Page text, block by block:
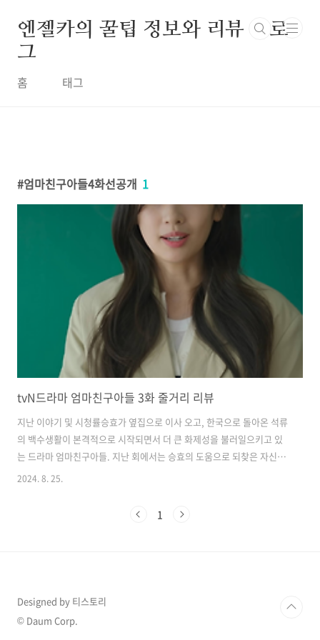
엔젤카의 꿀팁 정보와 리뷰 블로
그
홈 태그
엄마친구아들4화선공개 1
tvN드라마 엄마친구아들 3화 줄거리 리뷰
지난 이야기 및 시청률승효가 옆집으로 이사 오고, 한국으로 돌아온 석류
의 백수생활이 본격적으로 시작되면서 더 큰 화제성을 불러일으키고 있
는 드라마 엄마친구아들. 지난 회에서는 승효의 도움으로 되찾은 자신의
방이 좋아서 기뻐하던 석류가 창문을 열자 옆집으로 이사 온 승효가 나타
분들은 아래의 버튼을 클릭하여 리뷰를 확인해 주시기 바랍니다. 어제
2024. 8. 25.
1
Designed by 티스토리
© Daum Corp.